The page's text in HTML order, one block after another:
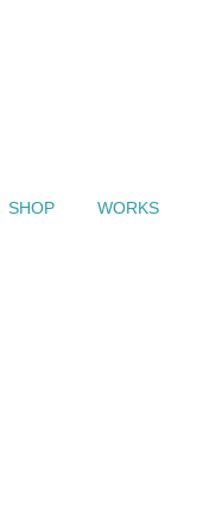
SHOP WORKS